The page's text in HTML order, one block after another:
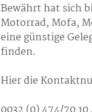
Bewährt hat sich
Motorrad, Mofa,
eine günstige
finden.
Hier die